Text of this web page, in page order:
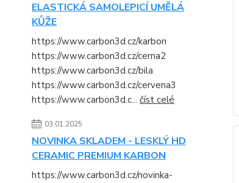
ELASTICKÁ SAMOLEPICÍ UMĚLÁ
KŮŽE
https://www.carbon3d.cz/karbon
https://www.carbon3d.cz/cerna2
https://www.carbon3d.cz/bila
https://www.carbon3d.cz/cervena3
https://www.carbon3d.c... číst celé
03.01.2025
NOVINKA SKLADEM - LESKLÝ HD
CERAMIC PREMIUM KARBON
https://www.carbon3d.cz/novinka-